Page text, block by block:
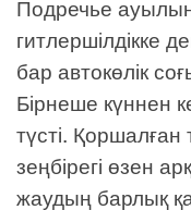
Подречье
гитлершілдікке
бар автокөлік
Бірнеше күннен
түсті.
зеңбірегі өзен
жаудың барлық